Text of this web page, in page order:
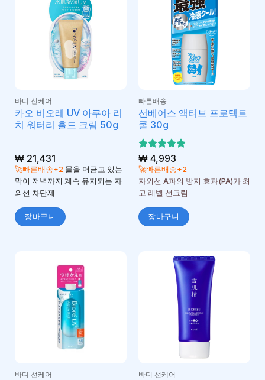
바디 선케어
카오 비오레 UV 아쿠아 리
치 워터리 홀드 크림 50g
₩21,431
🚀빠른배송+2물을 머금고 있는
막이 저녁까지 계속 유지되는 자
외선 차단제
장바구니
빠른배송
선베어스 액티브 프로텍트
쿨 30g
5 중에서
5로 평가
됨
₩4,993
🚀빠른배송+2
자외선 A파의 방지 효과(PA)가 최
고 레벨 선크림
장바구니
바디 선케어 바디 선케어